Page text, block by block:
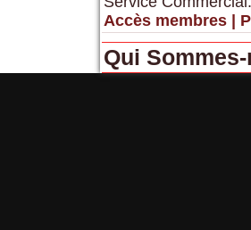
Accès membres
Qui